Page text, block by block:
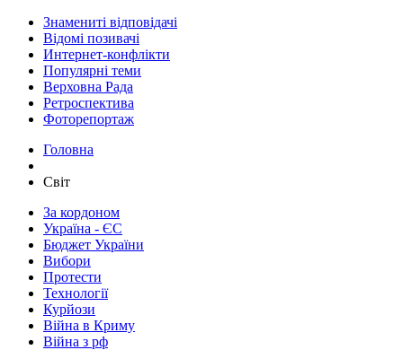
Знамениті відповідачі
Відомі позивачі
Интернет-конфлікти
Популярні теми
Верховна Рада
Ретроспектива
Фоторепортаж
Головна
Світ
За кордоном
Україна - ЄС
Бюджет України
Вибори
Протести
Технології
Курйози
Війна в Криму
Війна з рф